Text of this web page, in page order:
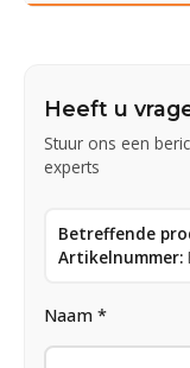
Heeft u
Stuur ons een
experts
Betreffende
Artikelnummer:
Naam *